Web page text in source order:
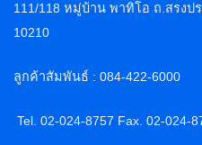
111/118 หมู่บ้าน พาทิโอ ถ.สรงป
10210
ลูกค้าสัมพันธ์ : 084-422-6000
Tel. 02-024-8757 Fax. 02-024-